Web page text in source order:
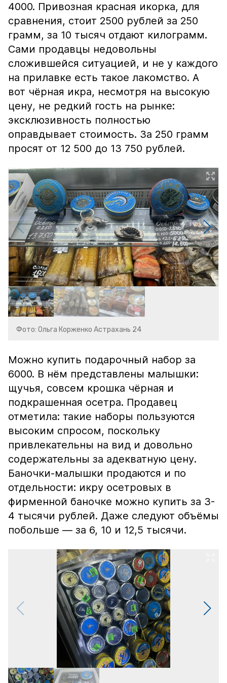
4000. Привозная красная икорка, для
сравнения, стоит 2500 рублей за 250
грамм, за 10 тысяч отдают килограмм.
Сами продавцы недовольны
сложившейся ситуацией, и не у каждого
на прилавке есть такое лакомство. А
вот чёрная икра, несмотря на высокую
цену, не редкий гость на рынке:
эксклюзивность полностью
оправдывает стоимость. За 250 грамм
просят от 12 500 до 13 750 рублей.
Фото: Ольга Корженко Астрахань 24
Можно купить подарочный набор за
6000. В нём представлены малышки:
щучья, совсем крошка чёрная и
подкрашенная осетра. Продавец
отметила: такие наборы пользуются
высоким спросом, поскольку
привлекательны на вид и довольно
содержательны за адекватную цену.
Баночки-малышки продаются и по
отдельности: икру осетровых в
фирменной баночке можно купить за 3-
4 тысячи рублей. Даже следуют объёмы
побольше — за 6, 10 и 12,5 тысячи.